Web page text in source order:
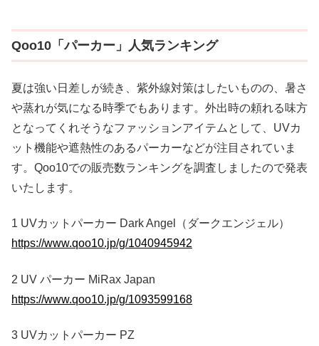
Qoo10「パーカー」人気ランキング
夏は強い日差しが続き、紫外線対策はしたいものの、暑さ
や蒸れが気になる時季でもあります。外出時の頼れる味方
となってくれそうなファッションアイテムとして、UVカ
ット機能や遮熱性のあるパーカーなどが注目されていま
す。Qoo10での販売数ランキングを調査しましたので発表
いたします。
1 UVカットパーカー Dark Angel（ダークエンジェル）
https://www.qoo10.jp/g/1040945942
2 UV パーカー MiRax Japan
https://www.qoo10.jp/g/1093599168
3 UVカットパーカー PZ